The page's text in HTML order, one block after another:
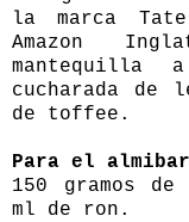
la marca
Amazon
mantequilla
cucharada de
de toffee.
Para el almibar
150 gramos
ml de ron.